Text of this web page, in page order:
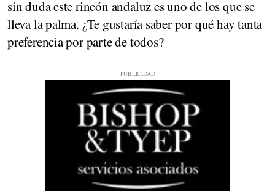
sin duda este rincón andaluz es uno de los que se
lleva la palma. ¿Te gustaría saber por qué hay tanta
preferencia por parte de todos?